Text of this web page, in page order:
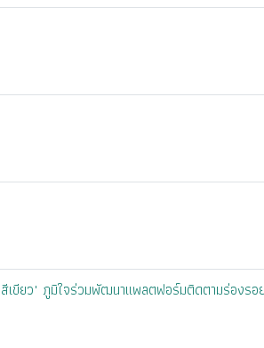
ขียว" ภูมิใจร่วมพัฒนาแพลตฟอร์มติดตามร่องรอ